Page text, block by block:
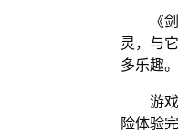
《
灵，与
多乐趣。
游
险体验